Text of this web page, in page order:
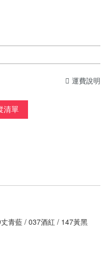
運費說明
清單
青藍 / 037酒紅 / 147黃黑